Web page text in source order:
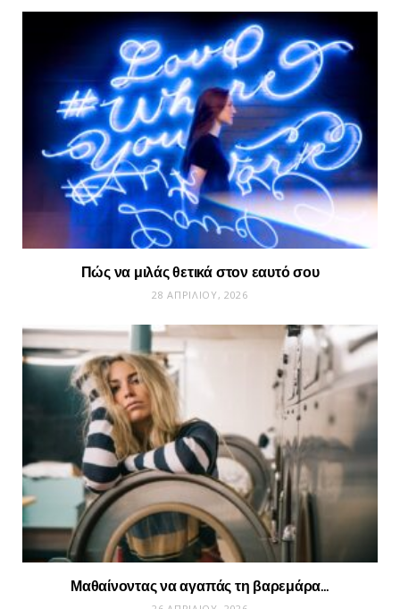
Πώς να μιλάς θετικά στον εαυτό σου
28 ΑΠΡΙΛΊΟΥ, 2026
Μαθαίνοντας να αγαπάς τη βαρεμάρα…